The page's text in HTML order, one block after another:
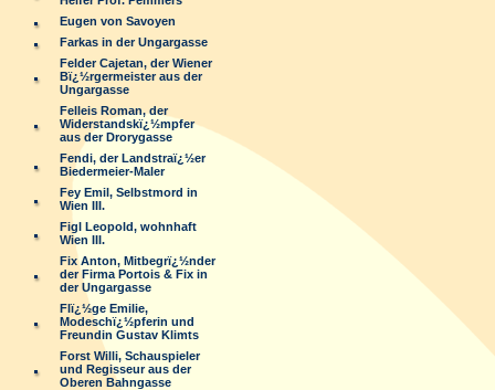
Eugen von Savoyen
Farkas in der Ungargasse
Felder Cajetan, der Wiener
Bï¿½rgermeister aus der
Ungargasse
Felleis Roman, der
Widerstandskï¿½mpfer
aus der Drorygasse
Fendi, der Landstraï¿½er
Biedermeier-Maler
Fey Emil, Selbstmord in
Wien III.
Figl Leopold, wohnhaft
Wien III.
Fix Anton, Mitbegrï¿½nder
der Firma Portois & Fix in
der Ungargasse
Flï¿½ge Emilie,
Modeschï¿½pferin und
Freundin Gustav Klimts
Forst Willi, Schauspieler
und Regisseur aus der
Oberen Bahngasse